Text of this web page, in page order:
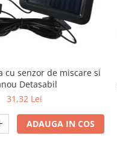
cu senzor de miscare si
Detasabil
31,32 Lei
ADAUGA IN COS